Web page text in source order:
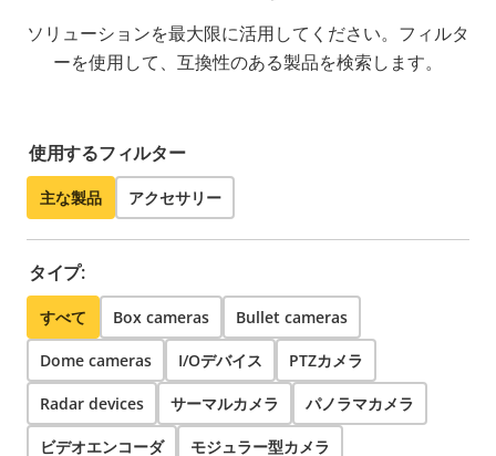
ソリューションを最大限に活用してください。フィルタ
ーを使用して、互換性のある製品を検索します。
使用するフィルター
主な製品 アクセサリー
タイプ:
すべて Box cameras Bullet cameras
Dome cameras I/Oデバイス PTZカメラ
Radar devices サーマルカメラ パノラマカメラ
ビデオエンコーダ モジュラー型カメラ